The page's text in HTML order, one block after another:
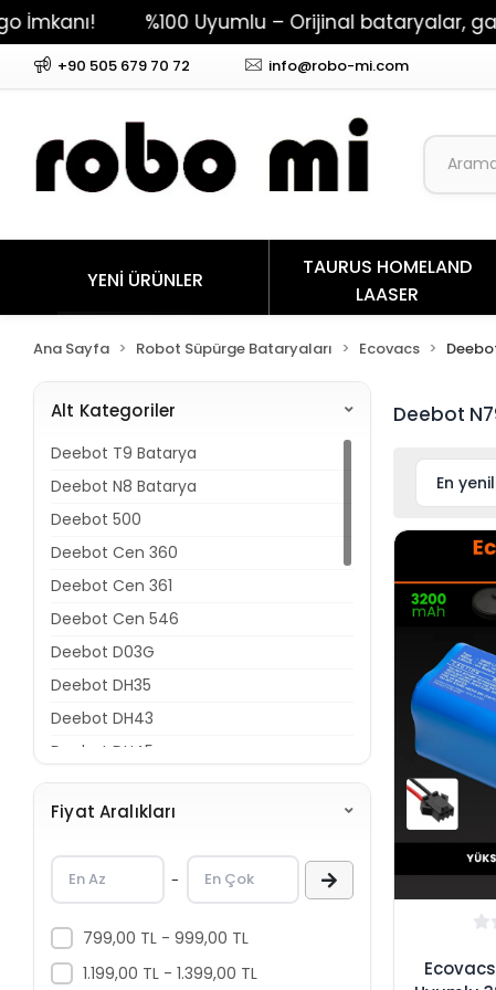
%100 Uyumlu – Orijinal bataryalar,
+90 505 679 70 72 info@robo-mi.com
YENİ ÜRÜNLER
TAURUS HOMELAND
LAASER
Ana Sayfa Robot Süpürge Bataryaları Ecovacs
Alt Kategoriler
Deebot T9 Batarya
Deebot N8 Batarya
Deebot 500
Deebot Cen 360
Deebot Cen 361
Deebot Cen 546
Deebot D03G
Deebot DH35
Deebot DH43
Deebot DH45
Deebot DN605
Deebot DN661
Deebot N79
Deebot N79W
Deebot N95
Fiyat Aralıkları
-
799,00 TL - 999,00 TL
1.199,00 TL - 1.399,00 TL
Deebot